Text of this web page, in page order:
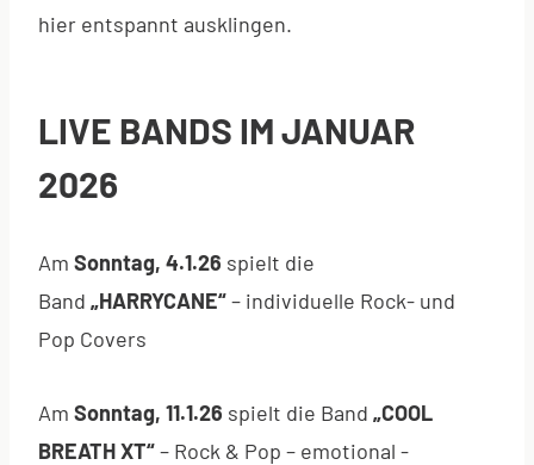
hier entspannt ausklingen.
LIVE BANDS IM JANUAR
2026
Am Sonntag, 4.1.26 spielt die
Band „HARRYCANE“– individuelle Rock- und
Pop Covers
Am Sonntag, 11.1.26 spielt die Band „COOL
BREATH XT“– Rock & Pop – emotional -